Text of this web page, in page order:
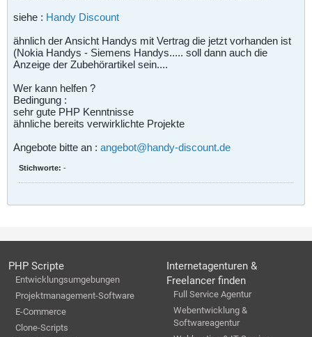
siehe : Handy Discount
ähnlich der Ansicht Handys mit Vertrag die jetzt vorhanden ist
(Nokia Handys - Siemens Handys..... soll dann auch die
Anzeige der Zubehörartikel sein....
Wer kann helfen ?
Bedingung :
sehr gute PHP Kenntnisse
ähnliche bereits verwirklichte Projekte
Angebote bitte an : angebot@handy-discount.de
Stichworte: -
PHP Scripte
Entwicklungsumgebungen
Projektmanagement-Software
E-Commerce
Clone-Scripts
Internetagenturen &
Freelancer finden
Full Service Agentur
Webentwicklung &
Softwareagentur